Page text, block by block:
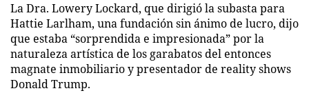
La Dra. Lowery Lockard, que dirigió la subasta para
Hattie Larlham, una fundación sin ánimo de lucro, dijo
que estaba “sorprendida e impresionada” por la
naturaleza artística de los garabatos del entonces
magnate inmobiliario y presentador de reality shows
Donald Trump.